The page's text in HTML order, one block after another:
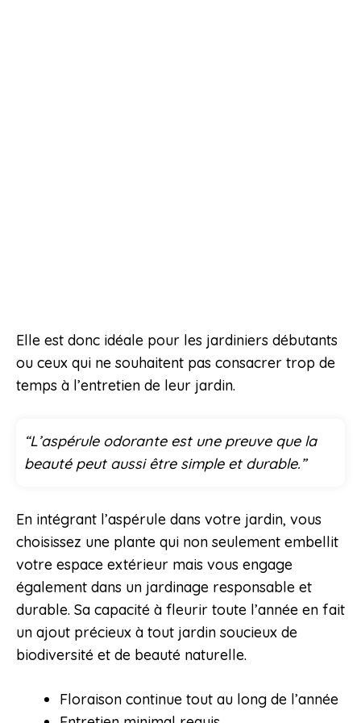
Elle est donc idéale pour les jardiniers débutants
ou ceux qui ne souhaitent pas consacrer trop de
temps à l’entretien de leur jardin.
“L’aspérule odorante est une preuve que la
beauté peut aussi être simple et durable.”
En intégrant l’aspérule dans votre jardin, vous
choisissez une plante qui non seulement embellit
votre espace extérieur mais vous engage
également dans un jardinage responsable et
durable. Sa capacité à fleurir toute l’année en fait
un ajout précieux à tout jardin soucieux de
biodiversité et de beauté naturelle.
Floraison continue tout au long de l’année